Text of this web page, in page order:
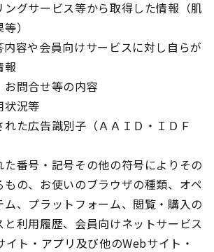
グサービス等から取得した情報（肌
）
容や会員向けサービスに対し自らが
報
お問合せ等の内容
状況等
た広告識別子（ＡＡＩＤ・ＩＤＦ
た番号・記号その他の符号によりその
もの、お使いのブラウザの種類、オペ
ム、プラットフォーム、閲覧・購入の
と利用履歴、会員向けネットサービス
ト・アプリ及び他のWebサイト・